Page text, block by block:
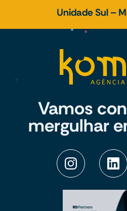
Unidade Sul –
Vamos
mergulhar